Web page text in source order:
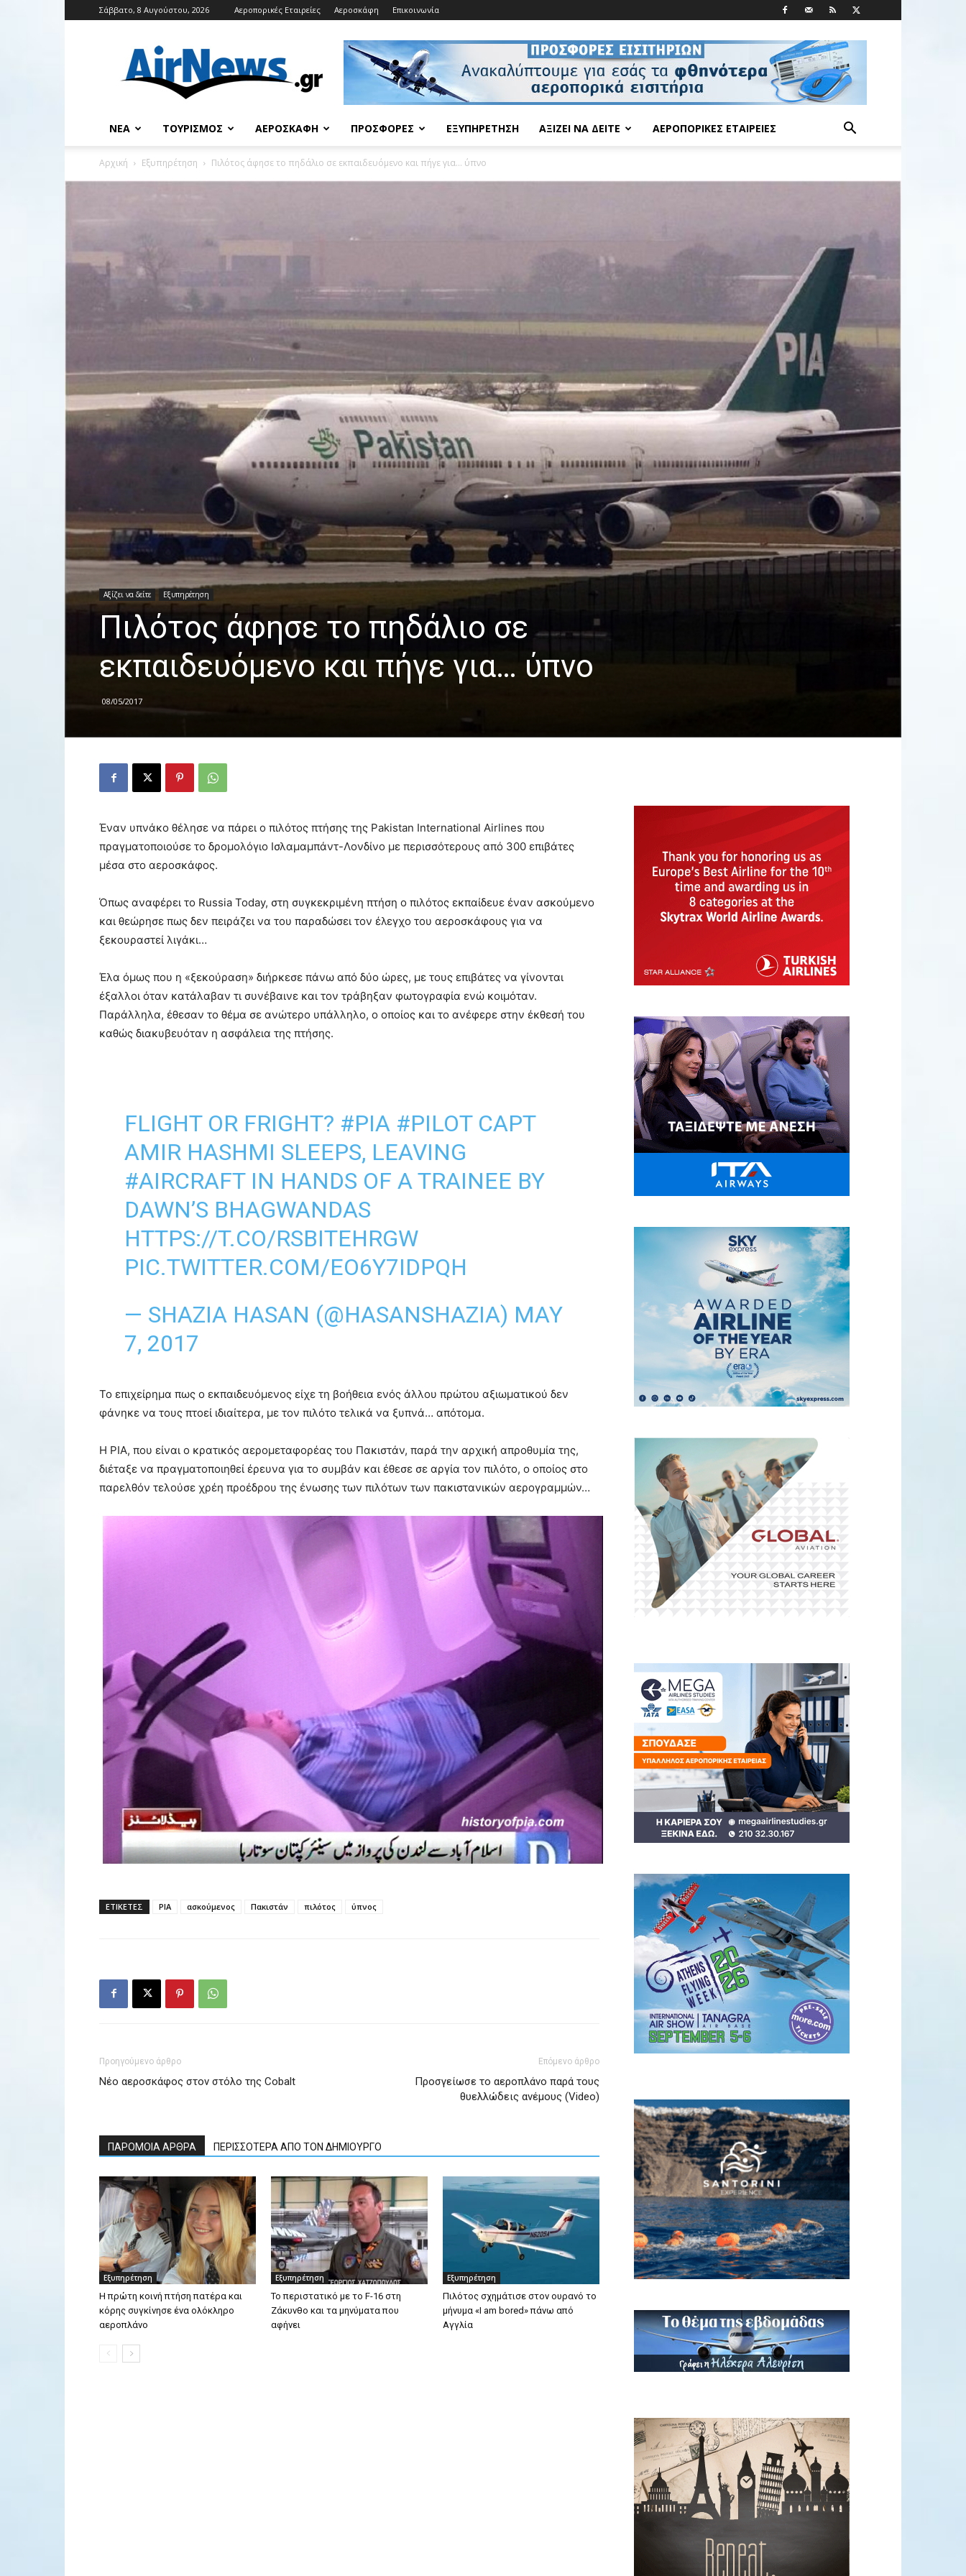
Σάββατο, 8 Αυγούστου, 2026 Αεροπορικές Εταιρείες Αεροσκάφη Επικοινωνία
ΝΈΑ ΤΟΥΡΙΣΜΌΣ ΑΕΡΟΣΚΆΦΗ ΠΡΟΣΦΟΡΈΣ ΕΞΥΠΗΡΈΤΗΣΗ ΑΞΊΖΕΙ ΝΑ ΔΕΊΤΕ ΑΕΡΟΠΟΡΙΚΈΣ ΕΤΑΙΡΕΊΕΣ
Αρχική Εξυπηρέτηση Πιλότος άφησε το πηδάλιο σε εκπαιδευόμενο και πήγε για… ύπνο
Αξίζει να δείτε Εξυπηρέτηση
Πιλότος άφησε το πηδάλιο σε
εκπαιδευόμενο και πήγε για… ύπνο
08/05/2017
Έναν υπνάκο θέλησε να πάρει ο πιλότος πτήσης της Pakistan International Airlines που
πραγματοποιούσε το δρομολόγιο Ισλαμαμπάντ-Λονδίνο με περισσότερους από 300 επιβάτες
μέσα στο αεροσκάφος.
Όπως αναφέρει το Russia Today, στη συγκεκριμένη πτήση ο πιλότος εκπαίδευε έναν ασκούμενο
και θεώρησε πως δεν πειράζει να του παραδώσει τον έλεγχο του αεροσκάφους για να
ξεκουραστεί λιγάκι…
Έλα όμως που η «ξεκούραση» διήρκεσε πάνω από δύο ώρες, με τους επιβάτες να γίνονται
έξαλλοι όταν κατάλαβαν τι συνέβαινε και τον τράβηξαν φωτογραφία ενώ κοιμόταν.
Παράλληλα, έθεσαν το θέμα σε ανώτερο υπάλληλο, ο οποίος και το ανέφερε στην έκθεσή του
καθώς διακυβευόταν η ασφάλεια της πτήσης.
FLIGHT OR FRIGHT? #PIA #PILOTCAPT
AMIR HASHMI SLEEPS, LEAVING
#AIRCRAFTIN HANDS OF A TRAINEE BY
DAWN’S BHAGWANDAS
HTTPS://T.CO/RSBITEHRGW
PIC.TWITTER.COM/EO6Y7IDPQH
— SHAZIA HASAN (@HASANSHAZIA) MAY
7, 2017
Το επιχείρημα πως ο εκπαιδευόμενος είχε τη βοήθεια ενός άλλου πρώτου αξιωματικού δεν
φάνηκε να τους πτοεί ιδιαίτερα, με τον πιλότο τελικά να ξυπνά… απότομα.
Η PIA, που είναι ο κρατικός αερομεταφορέας του Πακιστάν, παρά την αρχική απροθυμία της,
διέταξε να πραγματοποιηθεί έρευνα για το συμβάν και έθεσε σε αργία τον πιλότο, ο οποίος στο
παρελθόν τελούσε χρέη προέδρου της ένωσης των πιλότων των πακιστανικών αερογραμμών…
ΕΤΙΚΕΤΕΣ PIA ασκούμενος Πακιστάν πιλότος ύπνος
Προηγούμενο άρθρο
Νέο αεροσκάφος στον στόλο της Cobalt
Επόμενο άρθρο
Προσγείωσε το αεροπλάνο παρά τους
θυελλώδεις ανέμους (Video)
ΠΑΡΟΜΟΙΑ ΑΡΘΡΑ ΠΕΡΙΣΣΟΤΕΡΑ ΑΠΟ ΤΟΝ ΔΗΜΙΟΥΡΓΟ
Εξυπηρέτηση
Η πρώτη κοινή πτήση πατέρα και
κόρης συγκίνησε ένα ολόκληρο
αεροπλάνο
Εξυπηρέτηση
Το περιστατικό με το F-16 στη
Ζάκυνθο και τα μηνύματα που
αφήνει
Εξυπηρέτηση
Πιλότος σχημάτισε στον ουρανό το
μήνυμα «I am bored» πάνω από
Αγγλία